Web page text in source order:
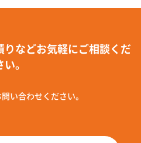
などお気軽にご相談くだ
い。
い合わせください。